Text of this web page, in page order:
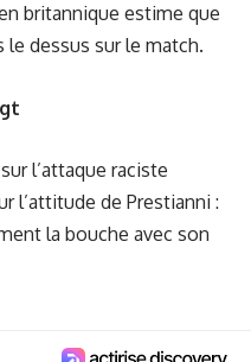
britannique estime que
dessus sur le match.
l’attaque raciste
l’attitude de Prestianni :
la bouche avec son